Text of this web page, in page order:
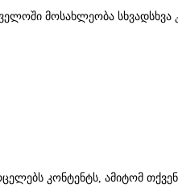
მოსახლეობა სხვადსხვა
კონტენტს, ამიტომ